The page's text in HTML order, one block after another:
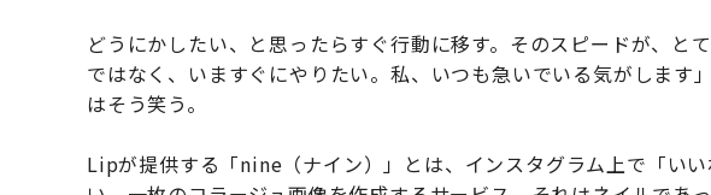
どうにかしたい、と思ったらすぐ行動に移す。そのスピードが、と
ではなく、いますぐにやりたい。私、いつも急いでいる気がします
はそう笑う。
Lipが提供する「nine（ナイン）」とは、インスタグラム上で「い